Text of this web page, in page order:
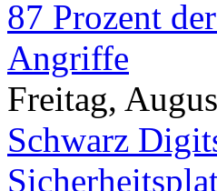
87 Prozent
Angriffe
Freitag,
Schwarz